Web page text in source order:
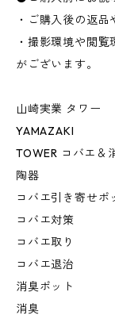
・ご購入後の返品
・撮影環境や閲
がございます。
山崎実業 タワー
YAMAZAKI
TOWER コバエ＆
陶器
コバエ引き寄せポ
コバエ対策
コバエ取り
コバエ退治
消臭ポット
消臭